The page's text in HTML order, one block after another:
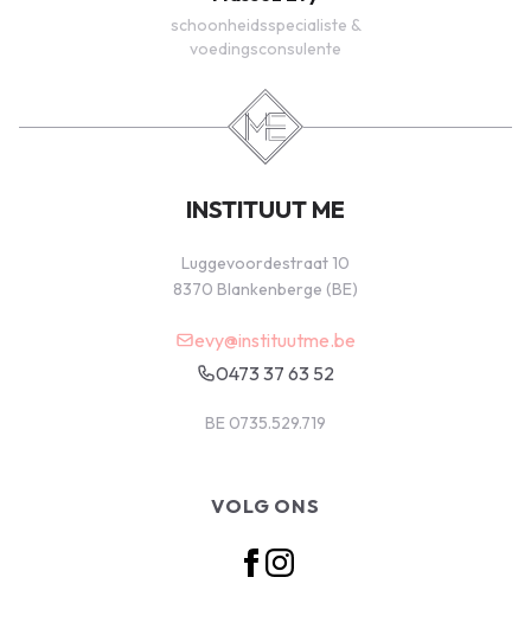
schoonheidsspecialiste &
voedingsconsulente
INSTITUUT ME
Luggevoordestraat 10
8370 Blankenberge (BE)
evy@instituutme.be
0473 37 63 52
BE 0735.529.719
VOLG ONS